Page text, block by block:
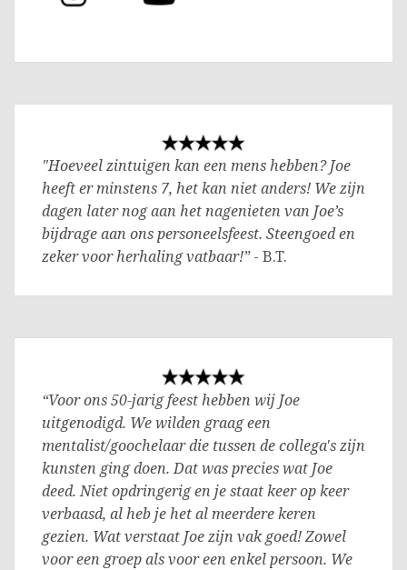
"Hoeveel zintuigen kan een mens hebben? Joe
heeft er minstens 7, het kan niet anders! We zijn
dagen later nog aan het nagenieten van Joe’s
bijdrage aan ons personeelsfeest. Steengoed en
zeker voor herhaling vatbaar!”- B.T.
“Voor ons 50-jarig feest hebben wij Joe
uitgenodigd. We wilden graag een
mentalist/goochelaar die tussen de collega's zijn
kunsten ging doen. Dat was precies wat Joe
deed. Niet opdringerig en je staat keer op keer
verbaasd, al heb je het al meerdere keren
gezien. Wat verstaat Joe zijn vak goed! Zowel
voor een groep als voor een enkel persoon. We